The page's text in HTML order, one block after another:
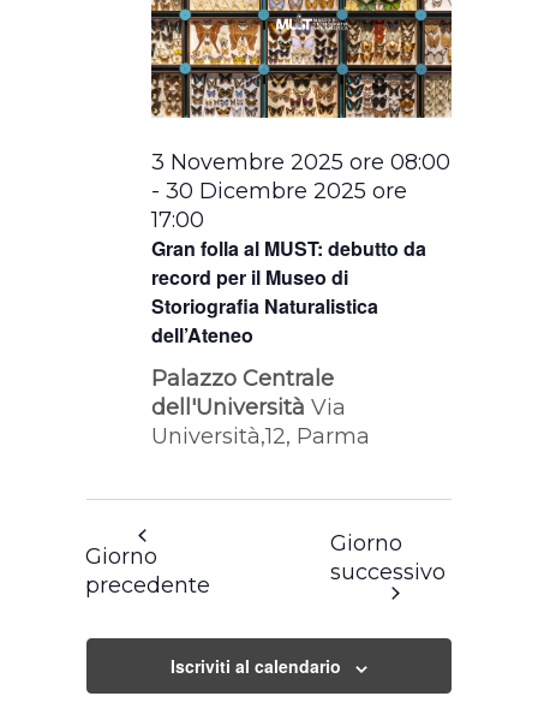
Gran folla al MUST: debutto da
record per il Museo di
Storiografia Naturalistica
dell’Ateneo
3 Novembre 2025 ore 08:00
-30 Dicembre 2025 ore
17:00
Palazzo Centrale
dell'UniversitàVia
Università,12, Parma
Giorno
precedente
Giorno
successivo
Iscriviti al calendario